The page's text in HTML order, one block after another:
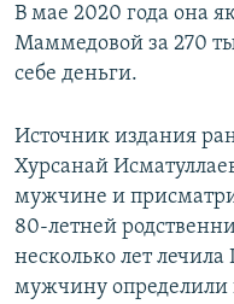
В мае 2020 года она
Маммедовой за 270
себе деньги.
Источник издания
Хурсанай
мужчине и
80-летней
несколько лет
мужчину определили